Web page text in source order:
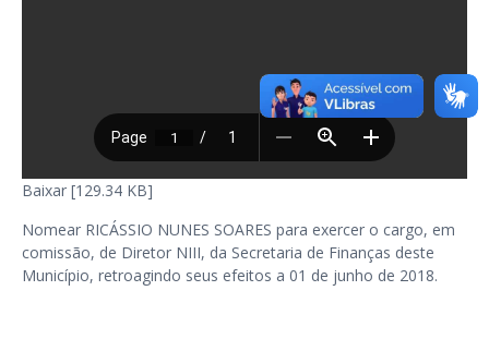
Baixar [129.34 KB]
Nomear RICÁSSIO NUNES SOARES para exercer o cargo, em
comissão, de Diretor NIII, da Secretaria de Finanças deste
Município, retroagindo seus efeitos a 01 de junho de 2018.